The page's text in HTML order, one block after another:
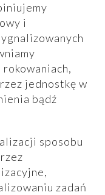
i
jednostkę w
bądź
sposobu
zadań